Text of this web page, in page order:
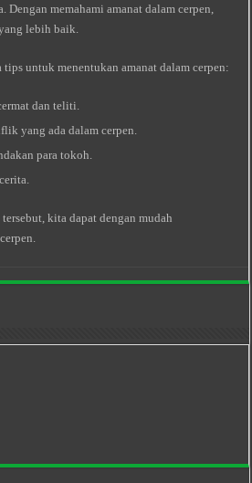
Dengan memahami amanat dalam cerpen,
lebih baik.
untuk menentukan amanat dalam cerpen:
dan teliti.
yang ada dalam cerpen.
para tokoh.
kita dapat dengan mudah